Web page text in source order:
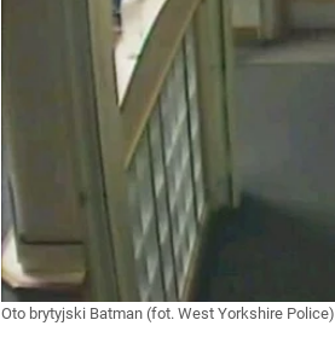
Oto brytyjski Batman (fot. West Yorkshire Police)